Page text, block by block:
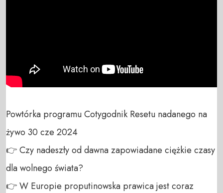
Powtórka programu Cotygodnik Resetu nadanego na
żywo 30 cze 2024
👉 Czy nadeszły od dawna zapowiadane ciężkie czasy
dla wolnego świata?
👉 W Europie proputinowska prawica jest coraz